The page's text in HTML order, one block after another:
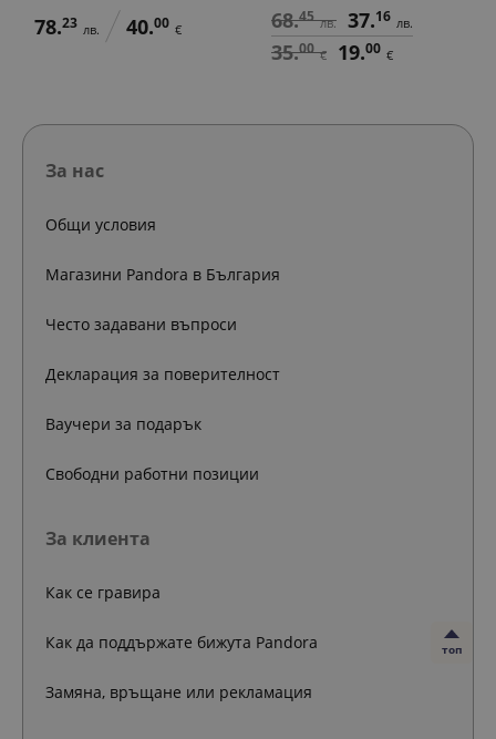
78.23 лв. 40.00 € 68.45 лв. 37.16 лв.
35.00 € 19.00 €
топ
За нас
Общи условия
Магазини Pandora в България
Често задавани въпроси
Декларация за поверителност
Ваучери за подарък
Свободни работни позиции
За клиента
Как се гравира
Как да поддържате бижута Pandora
Замяна, връщане или рекламация